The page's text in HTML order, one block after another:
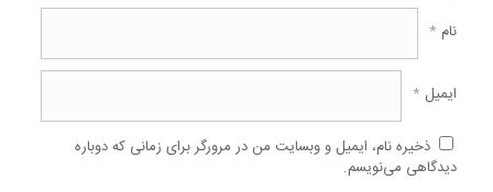
نام *
ایمیل *
ذخیره نام، ایمیل و وبسایت من در مرورگر برای زمانی که دوباره
دیدگاهی می‌نویسم.